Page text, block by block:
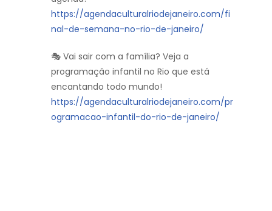
https://agendaculturalriodejaneiro.com/fi
nal-de-semana-no-rio-de-janeiro/
🎭 Vai sair com a família? Veja a
programação infantil no Rio que está
encantando todo mundo!
https://agendaculturalriodejaneiro.com/pr
ogramacao-infantil-do-rio-de-janeiro/